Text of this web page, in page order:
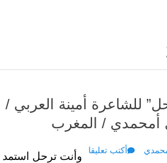
للشاعرة أمينة العربي /
أمحمدي / المغرب
أكتب تعليقا
وأنت ترحل استمد